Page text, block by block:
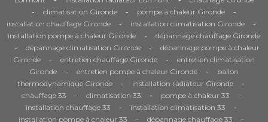
- climatisation Gironde - pompe à chaleur Gironde -
installation chauffage Gironde - installation climatisation Gironde -
installation pompe à chaleur Gironde - dépannage chauffage Gironde
- dépannage climatisation Gironde -
dépannage pompe à chaleur
Gironde
- entretien chauffage Gironde -
entretien climatisation
Gironde
- entretien pompe à chaleur Gironde -
ballon
thermodynamique Gironde
- installation radiateur Gironde -
chauffage 33 - climatisation 33 - pompe à chaleur 33 -
installation chauffage 33 - installation climatisation 33 -
installation pompe à chaleur 33 - dépannage chauffage 33 -